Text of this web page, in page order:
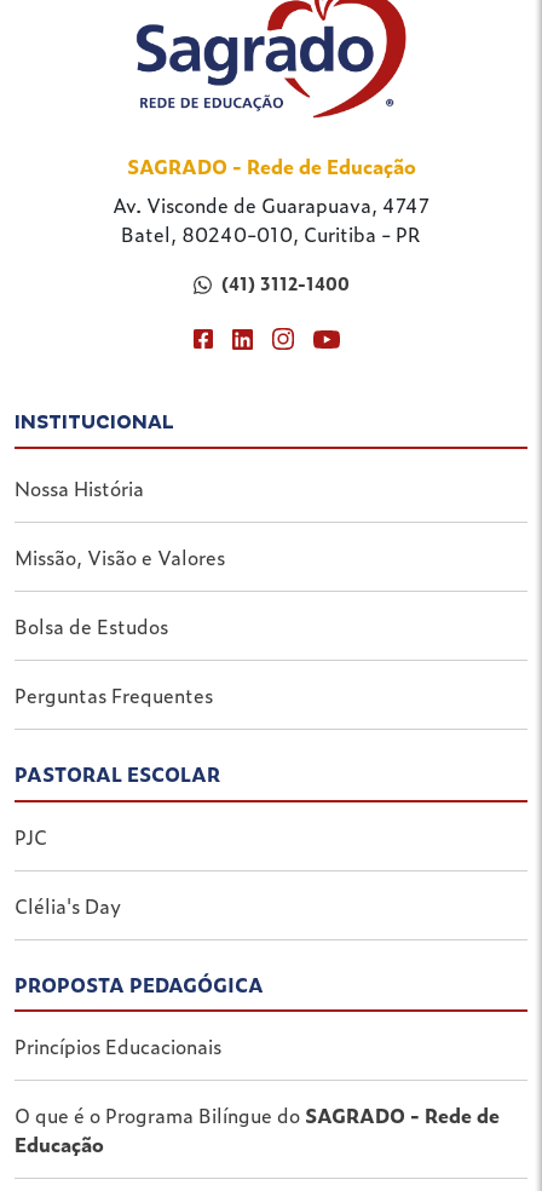
SAGRADO - Rede de Educação
Av. Visconde de Guarapuava, 4747
Batel, 80240-010, Curitiba - PR
(41) 3112-1400
INSTITUCIONAL
Nossa História
Missão, Visão e Valores
Bolsa de Estudos
Perguntas Frequentes
PASTORAL ESCOLAR
PJC
Clélia's Day
PROPOSTA PEDAGÓGICA
Princípios Educacionais
O que é o Programa Bilíngue do SAGRADO - Rede de
Educação